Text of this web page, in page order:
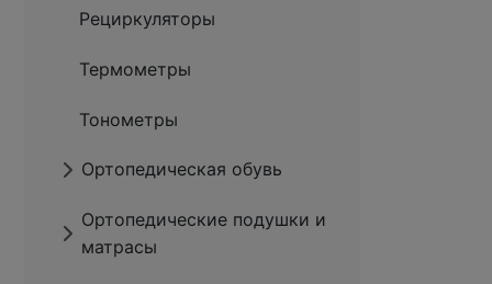
Рециркуляторы
Термометры
Тонометры
Ортопедическая обувь
Ортопедические подушки и
матрасы